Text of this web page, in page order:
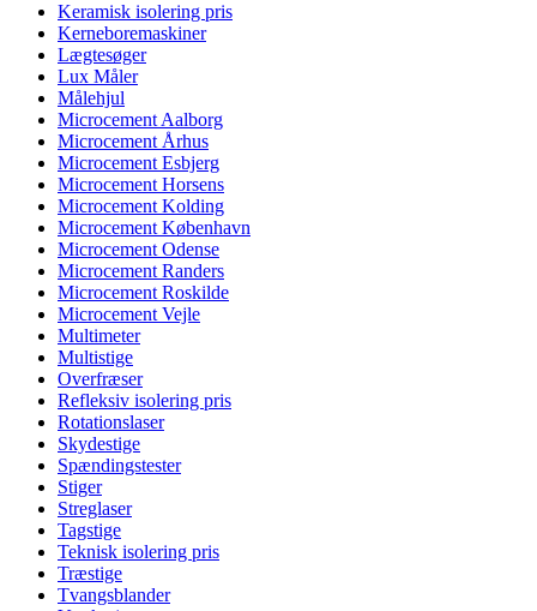
Keramisk isolering pris
Kerneboremaskiner
Lægtesøger
Lux Måler
Målehjul
Microcement Aalborg
Microcement Århus
Microcement Esbjerg
Microcement Horsens
Microcement Kolding
Microcement København
Microcement Odense
Microcement Randers
Microcement Roskilde
Microcement Vejle
Multimeter
Multistige
Overfræser
Refleksiv isolering pris
Rotationslaser
Skydestige
Spændingstester
Stiger
Streglaser
Tagstige
Teknisk isolering pris
Træstige
Tvangsblander